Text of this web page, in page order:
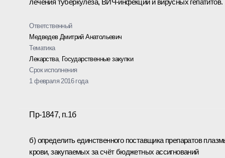
Ответственный
Медведев Дмитрий Анатольевич
Тематика
Лекарства, Государственные закупки
Срок исполнения
1 февраля 2016 года
Пр-1847, п.1б
б) определить единственного поставщика препаратов
крови, закупаемых за счёт бюджетных ассигнований